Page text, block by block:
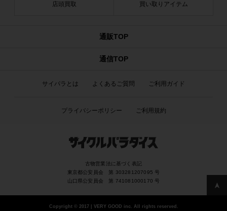
店頭買取 買い取りアイテム
通販TOP
通信TOP
サイパラとは よくあるご質問 ご利用ガイド
プライバシーポリシー ご利用規約
古物営業法に基づく表記
東京都公安員会 第 303281207095 号
山口県公安員会 第 741081000170 号
Copyright ©2017 | VERY GOOD inc. All rights reserved.